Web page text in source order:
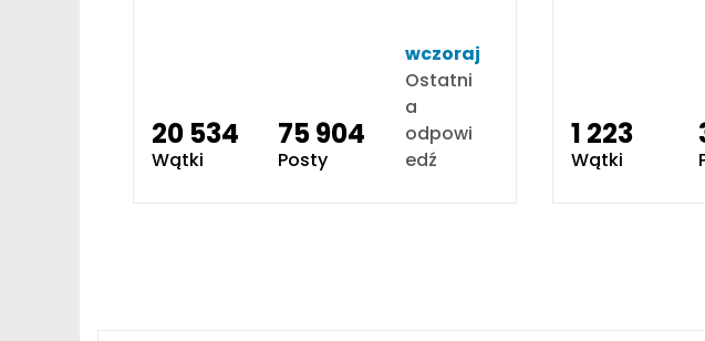
20 534
Wątki
75 904
Posty
wczoraj
Ostatni
a
odpowi
edź
1 223
Wątki